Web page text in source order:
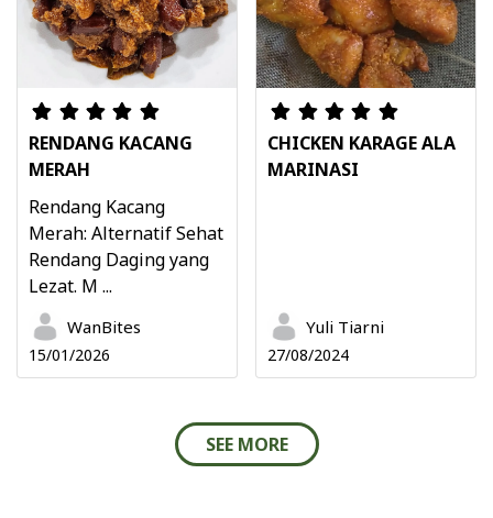
RENDANG KACANG
MERAH
Rendang Kacang
Merah: Alternatif Sehat
Rendang Daging yang
Lezat. M ...
WanBites
15/01/2026
CHICKEN KARAGE ALA
MARINASI
Yuli Tiarni
27/08/2024
SEE MORE